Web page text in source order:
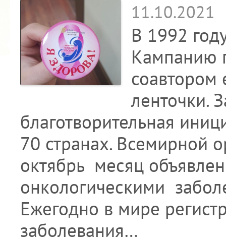
11.10.2021
В 1992
Кампанию
ленточки.
благотворительная
70 странах. Всемирной
октябрь месяц
онкологическими
Ежегодно в мире
заболевания…